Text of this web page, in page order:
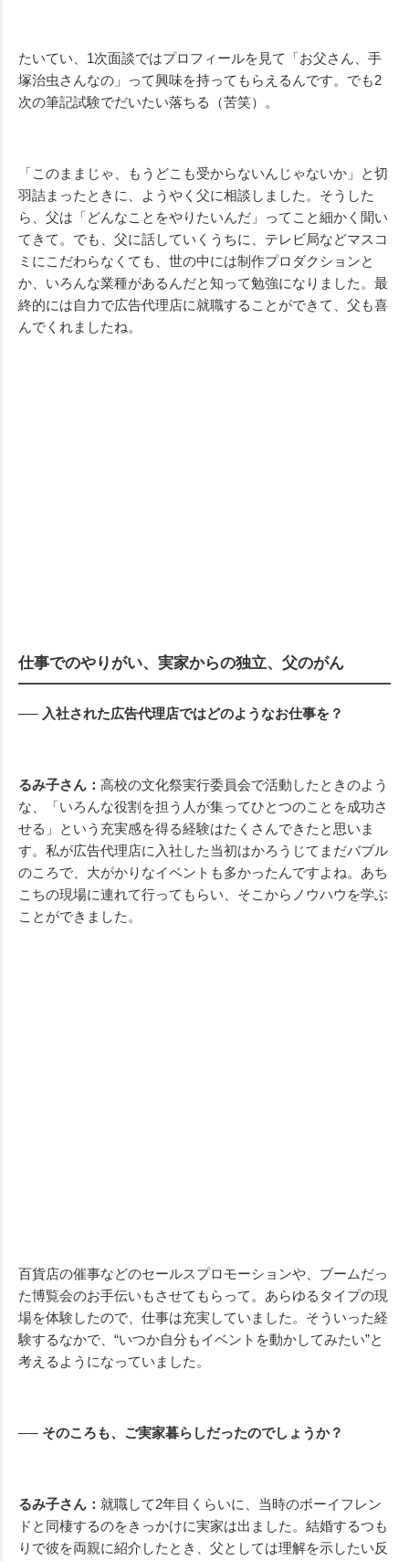
たいてい、1次面談ではプロフィールを見て「お父さん、手
塚治虫さんなの」って興味を持ってもらえるんです。でも2
次の筆記試験でだいたい落ちる（苦笑）。
「このままじゃ、もうどこも受からないんじゃないか」と切
羽詰まったときに、ようやく父に相談しました。そうした
ら、父は「どんなことをやりたいんだ」ってこと細かく聞い
てきて。でも、父に話していくうちに、テレビ局などマスコ
ミにこだわらなくても、世の中には制作プロダクションと
か、いろんな業種があるんだと知って勉強になりました。最
終的には自力で広告代理店に就職することができて、父も喜
んでくれましたね。
仕事でのやりがい、実家からの独立、父のがん
── 入社された広告代理店ではどのようなお仕事を？
るみ子さん： 高校の文化祭実行委員会で活動したときのよう
な、「いろんな役割を担う人が集ってひとつのことを成功さ
せる」という充実感を得る経験はたくさんできたと思いま
す。私が広告代理店に入社した当初はかろうじてまだバブル
のころで、大がかりなイベントも多かったんですよね。あち
こちの現場に連れて行ってもらい、そこからノウハウを学ぶ
ことができました。
百貨店の催事などのセールスプロモーションや、ブームだっ
た博覧会のお手伝いもさせてもらって。あらゆるタイプの現
場を体験したので、仕事は充実していました。そういった経
験するなかで、“いつか自分もイベントを動かしてみたい”と
考えるようになっていました。
── そのころも、ご実家暮らしだったのでしょうか？
るみ子さん： 就職して2年目くらいに、当時のボーイフレン
ドと同棲するのをきっかけに実家は出ました。結婚するつも
りで彼を両親に紹介したとき、父としては理解を示したい反